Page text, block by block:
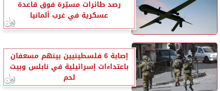
رصد طائرات مسيّرة فوق قاعدة
عسكرية في غرب ألمانيا
إصابة 6 فلسطينيين بينهم مسعفان
باعتداءات إسرائيلية في نابلس وبيت
لحم